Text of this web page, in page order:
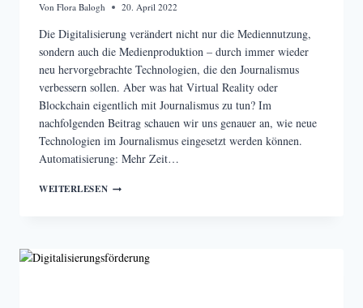
Von Flora Balogh 20. April 2022
Die Digitalisierung verändert nicht nur die Mediennutzung,
sondern auch die Medienproduktion – durch immer wieder
neu hervorgebrachte Technologien, die den Journalismus
verbessern sollen. Aber was hat Virtual Reality oder
Blockchain eigentlich mit Journalismus zu tun? Im
nachfolgenden Beitrag schauen wir uns genauer an, wie neue
Technologien im Journalismus eingesetzt werden können.
Automatisierung: Mehr Zeit…
WEITERLESENDIGITALISIERUNG
VIRTUAL
REALITY